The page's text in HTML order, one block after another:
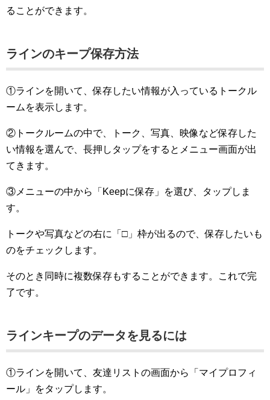
ることができます。
ラインのキープ保存方法
①ラインを開いて、保存したい情報が入っているトークル
ームを表示します。
②トークルームの中で、トーク、写真、映像など保存した
い情報を選んで、長押しタップをするとメニュー画面が出
てきます。
③メニューの中から「Keepに保存」を選び、タップしま
す。
トークや写真などの右に「□」枠が出るので、保存したいも
のをチェックします。
そのとき同時に複数保存もすることができます。これで完
了です。
ラインキープのデータを見るには
①ラインを開いて、友達リストの画面から「マイプロフィ
ール」をタップします。